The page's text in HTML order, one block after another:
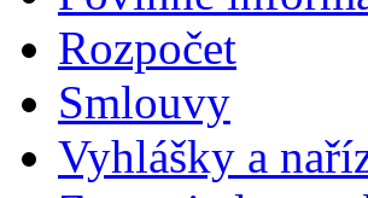
Rozpočet
Smlouvy
Vyhlášky a